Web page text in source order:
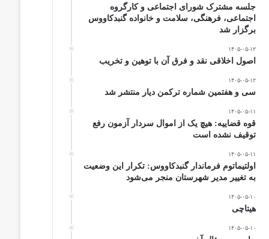
جلسه مشترک شورای اجتماعی و کارگروه
اجتماعی، فرهنگی، سلامت و خانواده گنبدکاووس
برگزار شد
۱۴۰۵-۰۵-۱۲
اصول اخلاقی نقد و فرق آن با توهین و تخریب
۱۴۰۵-۰۵-۱۲
سی و هفتمین شماره ترکمن دیار منتشر شد
۱۴۰۵-۰۵-۱۱
قوه قضاییه: هیچ یک از اموال سردار آزمون رفع
توقیف نشده است
۱۴۰۵-۰۵-۱۱
اولتیماتوم فرماندار گنبدکاووس: تکرار این وضعیت
به تغییر مدیر شهرستان منجر می‌شود
۱۴۰۵-۰۵-۱۰
هیتاچی
۱۴۰۵-۰۵-۱۰